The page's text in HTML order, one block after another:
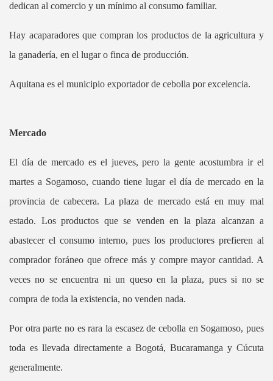
dedican al comercio y un mínimo al consumo familiar.
Hay acaparadores que compran los productos de la agricultura y
la ganadería, en el lugar o finca de producción.
Aquitana es el municipio exportador de cebolla por excelencia.
Mercado
El día de mercado es el jueves, pero la gente acostumbra ir el
martes a Sogamoso, cuando tiene lugar el día de mercado en la
provincia de cabecera. La plaza de mercado está en muy mal
estado. Los productos que se venden en la plaza alcanzan a
abastecer el consumo interno, pues los productores prefieren al
comprador foráneo que ofrece más y compre mayor cantidad. A
veces no se encuentra ni un queso en la plaza, pues si no se
compra de toda la existencia, no venden nada.
Por otra parte no es rara la escasez de cebolla en Sogamoso, pues
toda es llevada directamente a Bogotá, Bucaramanga y Cúcuta
generalmente.